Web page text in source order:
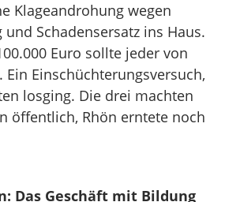
Klageandrohung wegen
und Schadensersatz ins Haus.
Euro sollte jeder von
Ein Einschüchterungsversuch,
losging. Die drei machten
öffentlich, Rhön erntete noch
Das Geschäft mit Bildung